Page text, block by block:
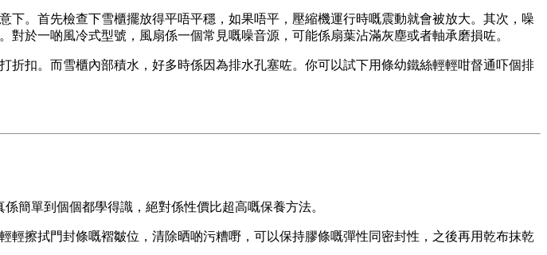
下。首先檢查下雪櫃擺放得平唔平穩，如果唔平，壓縮機運行時嘅震動就會被放大。其次，噪
於一啲風冷式型號，風扇係一個常見嘅噪音源，可能係扇葉沾滿灰塵或者軸承磨損咗。
折扣。而雪櫃內部積水，好多時係因為排水孔塞咗。你可以試下用條幼鐵絲輕輕咁督通吓個排
簡單到個個都學得識，絕對係性價比超高嘅保養方法。
輕擦拭門封條嘅褶皺位，清除晒啲污糟嘢，可以保持膠條嘅彈性同密封性，之後再用乾布抹乾